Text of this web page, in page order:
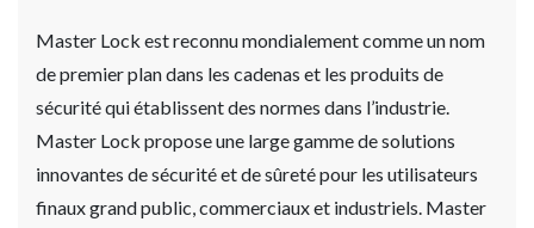
Master Lock est reconnu mondialement comme un nom
de premier plan dans les cadenas et les produits de
sécurité qui établissent des normes dans l’industrie.
Master Lock propose une large gamme de solutions
innovantes de sécurité et de sûreté pour les utilisateurs
finaux grand public, commerciaux et industriels. Master